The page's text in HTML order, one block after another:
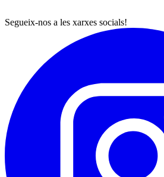
Segueix-nos a les xarxes socials!